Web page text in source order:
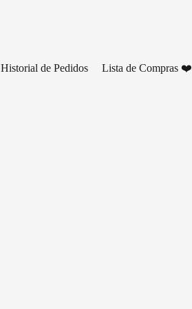
Historial de Pedidos Lista de Compras ❤️